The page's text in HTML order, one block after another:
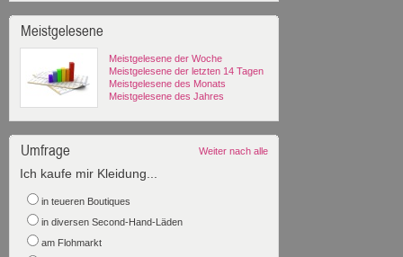
Meistgelesene
Meistgelesene der Woche
Meistgelesene der letzten 14 Tagen
Meistgelesene des Monats
Meistgelesene des Jahres
Umfrage Weiter nach alle
Ich kaufe mir Kleidung...
in teueren Boutiques
in diversen Second-Hand-Läden
am Flohmarkt